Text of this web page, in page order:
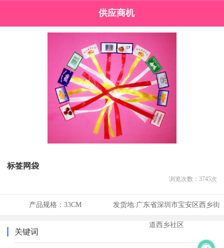
供应商机
标签网袋
浏览次数： 3745次
产品规格：33CM 发货地:广东省深圳市宝安区西乡街
道西乡社区
关键词